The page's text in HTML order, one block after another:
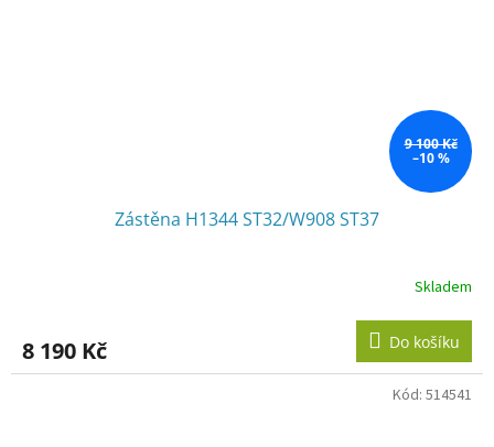
9 100 Kč
–10 %
Zástěna H1344 ST32/W908 ST37
Skladem
8 190 Kč Do košíku
Kód: 514541